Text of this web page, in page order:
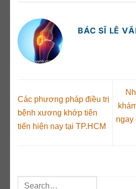
BÁC SĨ LÊ
Các phương pháp điều trị
bệnh xương khớp tiên
tiến hiện nay tại TP.HCM
ngay